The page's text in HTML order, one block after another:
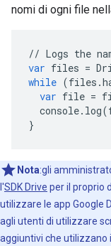
nomi di ogni file
// Logs the
var files =
while (files .
var file =
console. log(
}
Nota:gli
l'SDK Drive per il proprio
utilizzare le app Google
agli utenti di utilizzare
aggiuntivi che utilizzano il